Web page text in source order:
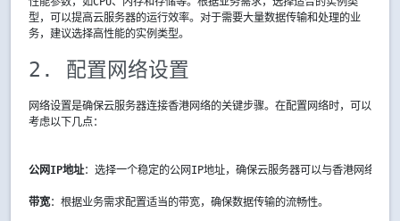
型，可以提高云服务器的运行效率。对于需要大量数据传输和处理的业
务，建议选择高性能的实例类型。
2. 配置网络设置
网络设置是确保云服务器连接香港网络的关键步骤。在配置网络时，可以
考虑以下几点：
公网IP地址：选择一个稳定的公网IP地址，确保云服务器可以与香港网络进行
带宽：根据业务需求配置适当的带宽，确保数据传输的流畅性。